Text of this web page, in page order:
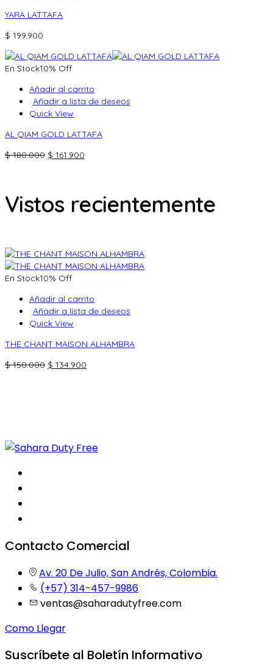
YARA LATTAFA
$ 199.900
En Stock10% Off
Añadir al carrito
Añadir a lista de deseos
Quick View
AL QIAM GOLD LATTAFA
$180.000 El
$ 180.000.
$ 161.900
$ 161.900.
Vistos recientemente
En Stock10% Off
Añadir al carrito
Añadir a lista de deseos
Quick View
THE CHANT MAISON ALHAMBRA
$150.000 El
$ 134.900
Contacto Comercial
Av. 20 De Julio, San Andrés, Colombia.
(+57) 314-457-9986
ventas@saharadutyfree.com
Como Llegar
Suscríbete al Boletín Informativo